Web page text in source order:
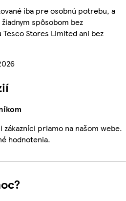
iba pre osobnú potrebu, a
spôsobom bez
Stores Limited ani bez
priamo na našom webe.
hodnotenia.